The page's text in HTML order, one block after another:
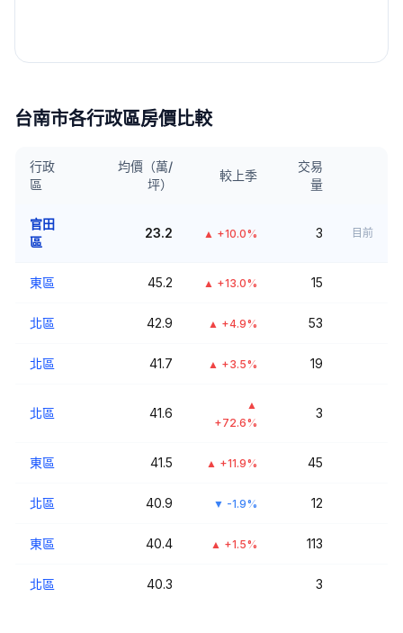
台南市各行政區房價比較
行政
區
均價（萬/
坪）
較上季
交易
量
官田
區
23.2 ▲ +10.0% 3 目前
東區 45.2 ▲ +13.0% 15
北區 42.9 ▲ +4.9% 53
北區 41.7 ▲ +3.5% 19
北區 41.6
▲
+72.6%
3
東區 41.5 ▲ +11.9% 45
北區 40.9 ▼ -1.9% 12
東區 40.4 ▲ +1.5% 113
北區 40.3 3